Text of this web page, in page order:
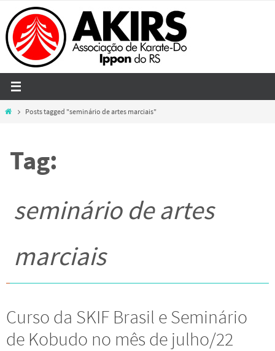
to
content
HomePosts tagged "seminário de artes marciais"
Tag:
seminário de artes
marciais
Curso da SKIF Brasil e Seminário
de Kobudo no mês de julho/22